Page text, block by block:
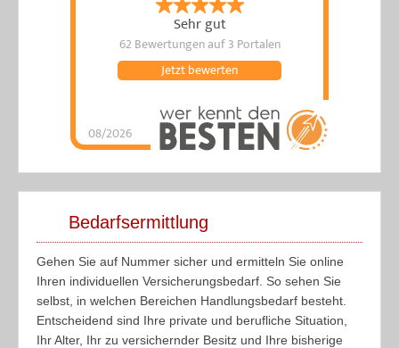
Sehr gut
62 Bewertungenauf 3 Portalen
08/2026
Jetzt bewerten
financial pointhat4.9
von5Sternen |
pointBewertungen
werkenntdenBESTEN.de
Bedarfsermittlung
Gehen Sie auf Nummer sicher und ermitteln Sie online
Ihren individuellen Versicherungsbedarf. So sehen Sie
selbst, in welchen Bereichen Handlungsbedarf besteht.
Entscheidend sind Ihre private und berufliche Situation,
Ihr Alter, Ihr zu versichernder Besitz und Ihre bisherige